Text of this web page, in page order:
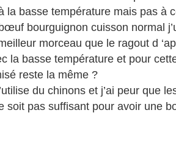
la basse température mais pas à
bourguignon cuisson normal
morceau que le ragout d
la basse température et pour
reste la même ?
du chinons et j’ai peur que
soit pas suffisant pour avoir une